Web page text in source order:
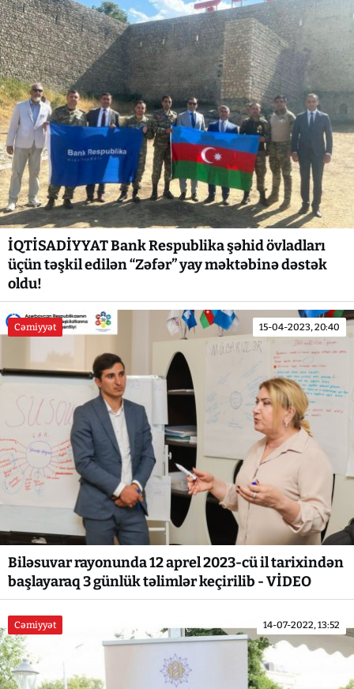
İQTİSADİYYAT Bank Respublika şəhid övladları
üçün təşkil edilən “Zəfər” yay məktəbinə dəstək
oldu!
Cəmiyyət 15-04-2023, 20:40
Biləsuvar rayonunda 12 aprel 2023-cü il tarixindən
başlayaraq 3 günlük təlimlər keçirilib - VİDEO
Cəmiyyət 14-07-2022, 13:52